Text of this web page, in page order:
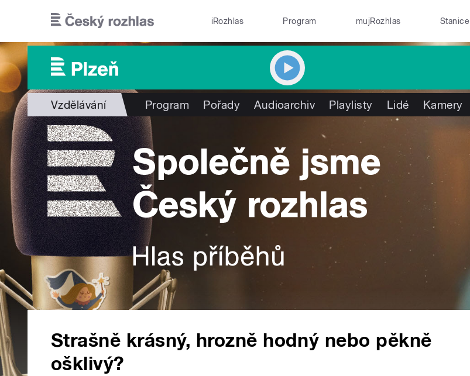
iRozhlas Program mujRozhlas Stanice
Vzdělávání Program Pořady Audioarchiv Playlisty Lidé Kamery
Strašně krásný, hrozně hodný nebo pěkně
ošklivý?